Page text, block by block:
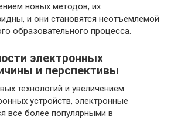
новых методов, их
и они становятся неотъемлемой
образовательного процесса.
электронных
и перспективы
технологий и увеличением
устройств, электронные
все более популярными в